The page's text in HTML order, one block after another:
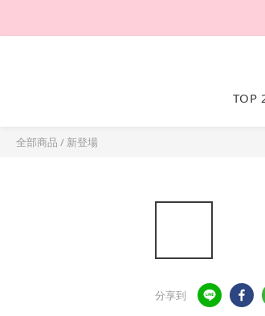
TOP
全部商品 / 新登場
分享到